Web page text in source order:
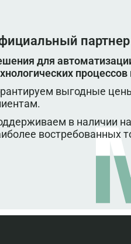
для
выгодные
в наличии
востребованных